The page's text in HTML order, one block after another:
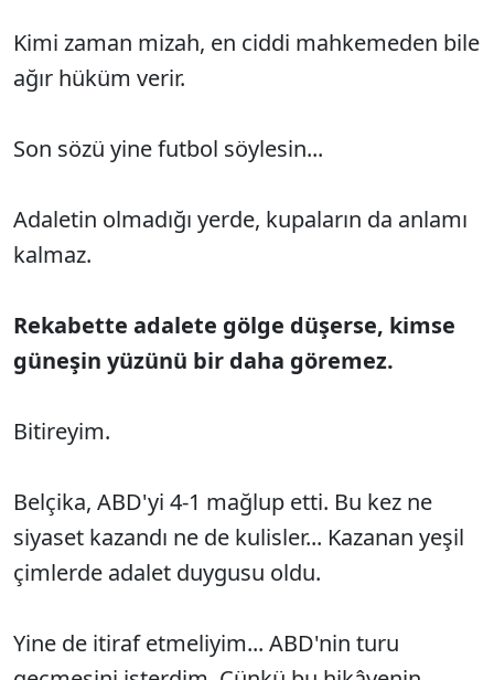
Kimi zaman mizah, en ciddi mahkemeden bile
ağır hüküm verir.
Son sözü yine futbol söylesin...
Adaletin olmadığı yerde, kupaların da anlamı
kalmaz.
Rekabette adalete gölge düşerse, kimse
güneşin yüzünü bir daha göremez.
Bitireyim.
Belçika, ABD'yi 4-1 mağlup etti. Bu kez ne
siyaset kazandı ne de kulisler... Kazanan yeşil
çimlerde adalet duygusu oldu.
Yine de itiraf etmeliyim... ABD'nin turu